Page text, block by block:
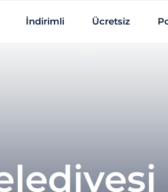
İndirimli Ücretsiz